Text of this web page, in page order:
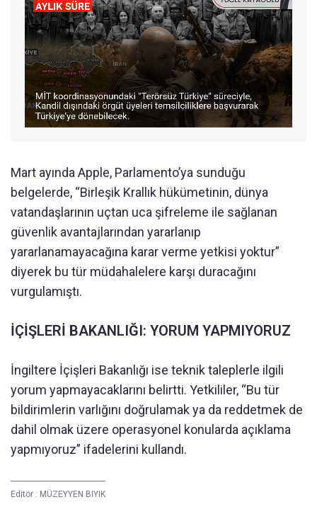
Mart ayında Apple, Parlamento’ya sunduğu
belgelerde, “Birleşik Krallık hükümetinin, dünya
vatandaşlarının uçtan uca şifreleme ile sağlanan
güvenlik avantajlarından yararlanıp
yararlanamayacağına karar verme yetkisi yoktur”
diyerek bu tür müdahalelere karşı duracağını
vurgulamıştı.
İÇİŞLERİ BAKANLIĞI: YORUM YAPMIYORUZ
İngiltere İçişleri Bakanlığı ise teknik taleplerle ilgili
yorum yapmayacaklarını belirtti. Yetkililer, “Bu tür
bildirimlerin varlığını doğrulamak ya da reddetmek de
dahil olmak üzere operasyonel konularda açıklama
yapmıyoruz” ifadelerini kullandı.
Editör : MÜZEYYEN BIYIK